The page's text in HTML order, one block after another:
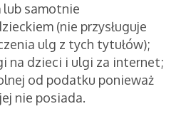
lub samotnie
(nie przysługuje
ulg z tych tytułów);
na dzieci i ulgi za internet;
od podatku ponieważ
jej nie posiada.